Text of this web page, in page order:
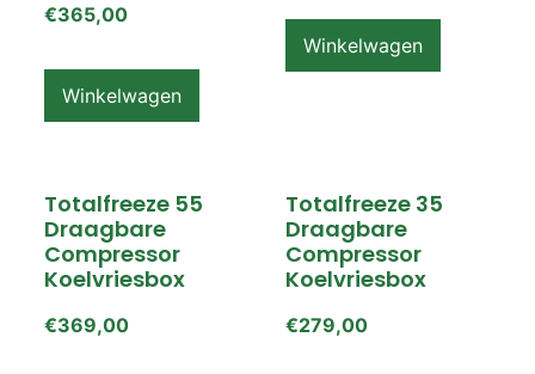
€365,00
Winkelwagen
Winkelwagen
Totalfreeze 55
Draagbare
Compressor
Koelvriesbox
€369,00
Totalfreeze 35
Draagbare
Compressor
Koelvriesbox
€279,00